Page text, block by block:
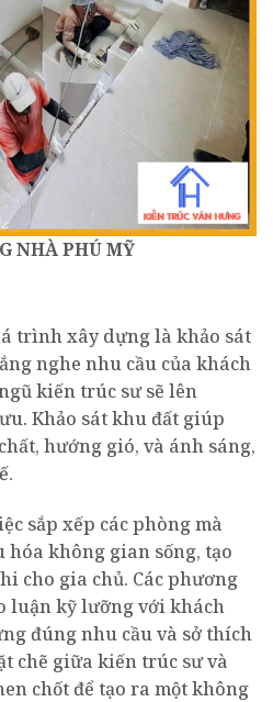
NHÀ PHÚ MỸ
trình xây dựng là khảo sát
nghe nhu cầu của khách
kiến trúc sư sẽ lên
Khảo sát khu đất giúp
hướng gió, và ánh sáng,
sắp xếp các phòng mà
hóa không gian sống, tạo
cho gia chủ. Các phương
luận kỹ lưỡng với khách
đúng nhu cầu và sở thích
chẽ giữa kiến trúc sư và
chốt để tạo ra một không